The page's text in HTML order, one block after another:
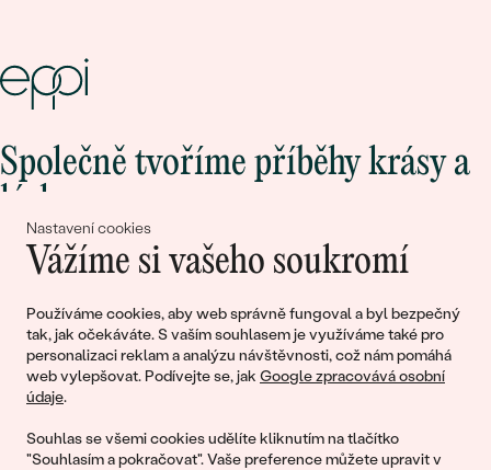
Nastavení cookies
Vážíme si vašeho soukromí
Používáme cookies, aby web správně fungoval a byl bezpečný
tak, jak očekáváte. S vaším souhlasem je využíváme také pro
personalizaci reklam a analýzu návštěvnosti, což nám pomáhá
web vylepšovat. Podívejte se, jak Google zpracovává osobní
údaje.
Souhlas se všemi cookies udělíte kliknutím na tlačítko
"Souhlasím a pokračovat". Vaše preference můžete upravit v
Společně tvoříme příběhy krásy a
lásky
Připojte se k nám!